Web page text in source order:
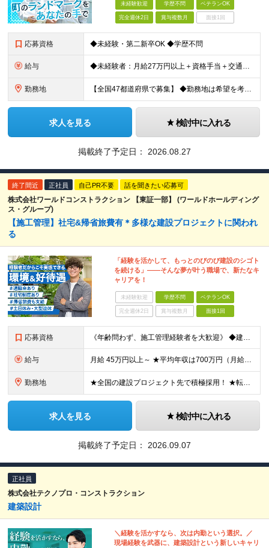
未経験歓迎 学歴不問 ベテランOK
完全週休2日 賞与複数月 面接1回
応募資格 ◆未経験・第二新卒OK ◆学歴不問
給与 ◆未経験者：月給27万円以上＋資格手当＋交通費全額支給＋時間外手当＋休日出勤手当 等 ◆経験者：月給32万円以上＋資格手当＋交通費全額支給＋時間外手当＋休日出勤手当 等 ◎あなたの給与は、これま
勤務地 【全国47都道府県で募集】 ◆勤務地は希望を考慮 ◆転勤なし ◆U・I・Jターン歓迎！ ◆基本直行直帰 ＼積極採用中／ 東北：宮城県、福島県 関東：東京都、神奈川県、埼玉県、千葉県 東海：愛知県、三
求人を見る 検討中に入れる
掲載終了予定日： 2026.08.27
終了間近 正社員 自己PR不要 話を聞きたい応募可
株式会社ワールドコンストラクション 【東証一部】 (ワールドホールディング
ス・グループ)
【施工管理】社宅&帰省旅費有＊多様な建設プロジェクトに関われ
る
「経験を活かして、もっとのびのび建設のシゴト
を続ける」――そんな夢が叶う職場で、新たなキ
ャリアを！
未経験歓迎 学歴不問 ベテランOK
完全週休2日 賞与複数月 面接1回
応募資格 《年齢問わず、施工管理経験者を大歓迎》 ◆建設業界で技術系の実務経験があればOK ★経験に応じて、月給50万円以上、平均年収700万円以上も可能です 《応募条件》 ◆建設業界で技術系職種（施工管理や
給与 月給 45万円以上～ ★平均年収は700万円（月給50万円） ◎残業手当は、全額別途支給します。 ◎年齢・経験・能力などを考慮の上、決定します。 ◎試用期間3ヶ月あり。その間の待遇に変動はありません
勤務地 ★全国の建設プロジェクト先で積極採用！ ★転居を伴う転勤なし ★配属先は希望を最大限考慮します ★I・Uターン支援・寮あり ★案件によりマイカー通勤OK ＝拠点一覧＝ ◆本社／東京都港区東新橋2丁目
求人を見る 検討中に入れる
掲載終了予定日： 2026.09.07
正社員
株式会社テクノプロ・コンストラクション
建築設計
＼経験を活かすなら、次は内勤という選択。／
現場経験を武器に、建築設計という新しいキャリ